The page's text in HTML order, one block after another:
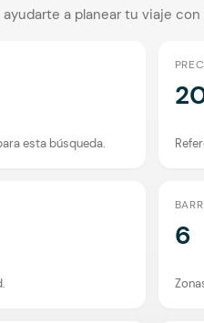
a planear tu viaje
esta búsqueda.
6